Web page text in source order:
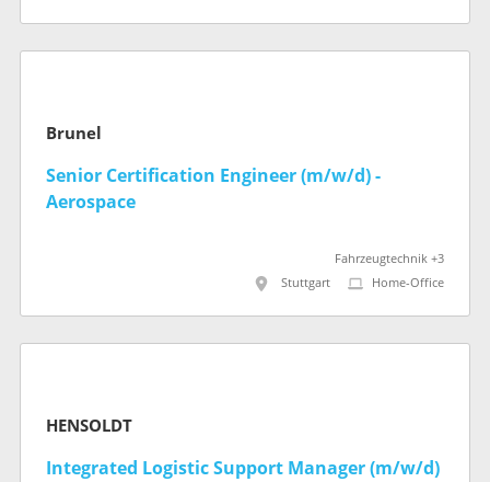
Brunel
Senior Certification Engineer (m/w/d) -
Aerospace
Fahrzeugtechnik +3
Stuttgart
Home-Office
HENSOLDT
Integrated Logistic Support Manager (m/w/d)